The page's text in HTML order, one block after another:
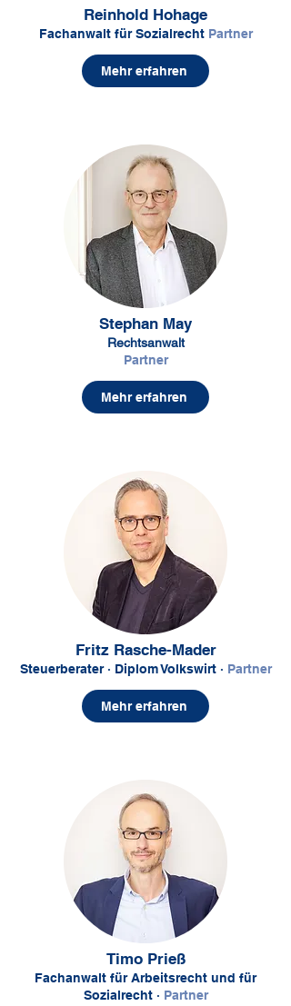
Reinhold Hohage
Fachanwalt für Sozialrecht Partner
Mehr erfahren
Stephan May
Rechtsanwalt
Partner
Mehr erfahren
Fritz Rasche-Mader
Steuerberater · Diplom Volkswirt · Partner
Mehr erfahren
Timo Prieß
Fachanwalt für Arbeitsrecht und für
Sozialrecht · Partner